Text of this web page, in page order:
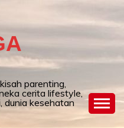
parenting,
cerita lifestyle,
dunia kesehatan